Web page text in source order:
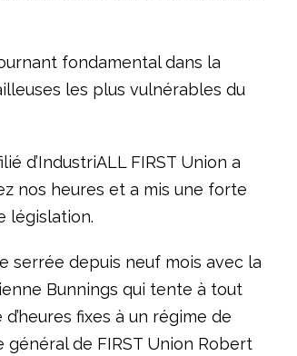
fondamental dans la
les plus vulnérables du
d’IndustriALL FIRST Union a
nos heures et a mis une forte
législation.
serrée depuis neuf mois avec la
Bunnings qui tente à tout
fixes à un régime de
de FIRST Union Robert